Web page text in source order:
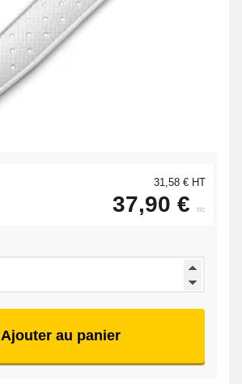
31,58 € HT
37,90 € ttc
Ajouter au panier